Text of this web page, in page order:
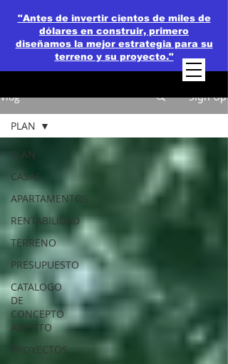
"Antes de invertir cientos de miles de
dólares en construir, primero
diseñamos la mejor estrategia para su
terreno y su proyecto."
Vlog Sign Up
PLAN
CASAS
APARTAMENTOS
RENTABILIDAD
TERRENO
PRESUPUESTO
CATALOGO
DE
CONCEPTO
ABIERTO
PROYECTOS
PLAN